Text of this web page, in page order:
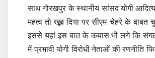
साथ गोरखपुर के स्थानीय सांसद योगी
महत्व तो खूब दिया पर सीएम चेहरे के बाबत
इससे यहां इस बात के कयास भी लगे कि
में प्रभावी योगी विरोधी नेताओं की रणनीति